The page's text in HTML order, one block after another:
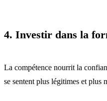
4. Investir dans la
La compétence nourrit la
se sentent plus légitimes et plus